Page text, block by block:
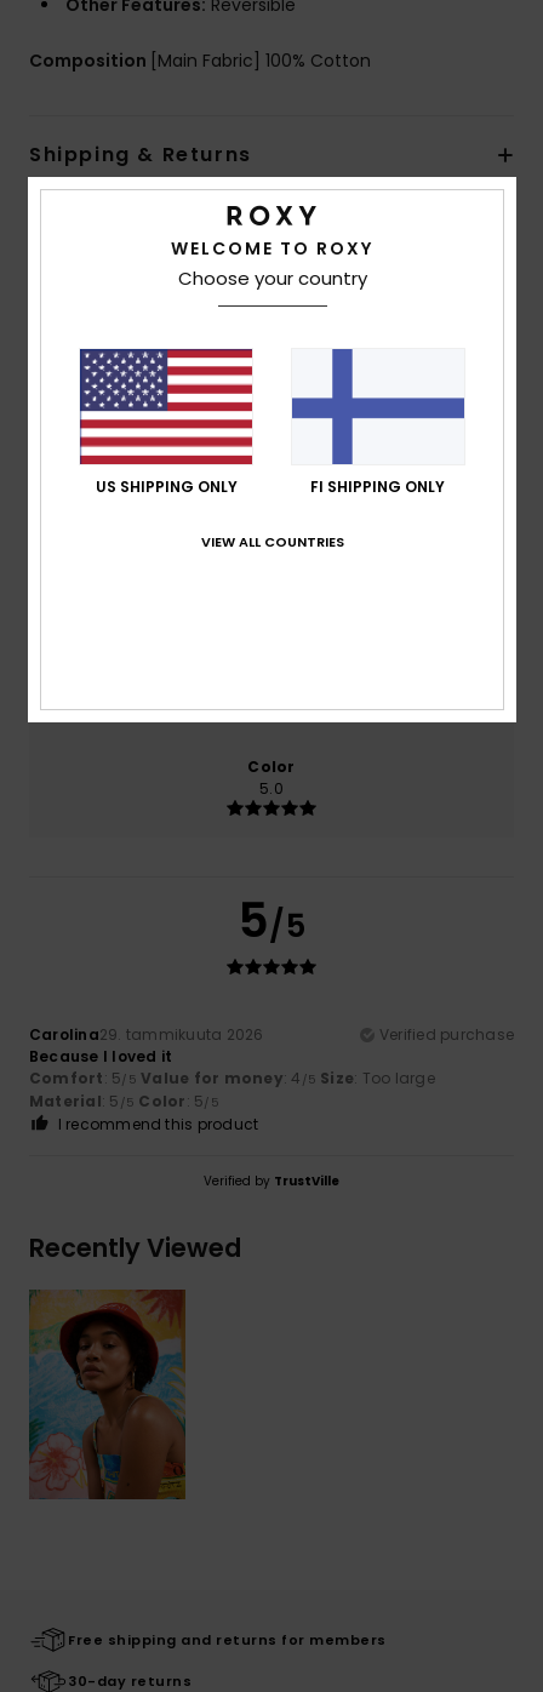
Other Features: Reversible
Composition [Main Fabric] 100% Cotton
Shipping & Returns
Customer Reviews
5.0
based on1 verified reviews
since tammikuuta 2026
Color
5.0
5/5
Carolina29. tammikuuta 2026
Verified purchase
Because I loved it
Comfort: 5/5 Value for money: 4 /5 Size: Too large
Material: 5 /5 Color: 5/5
I recommend this product
Verified by TrustVille
Recently Viewed
Free shipping and returns for members
30-day returns
WELCOME TO ROXY
Choose your country
US SHIPPING ONLY FI SHIPPING ONLY
VIEW ALL COUNTRIES